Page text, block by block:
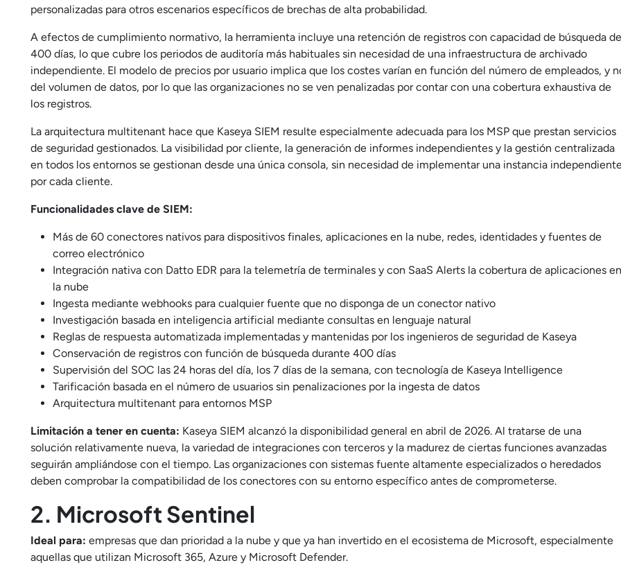
personalizadas para otros escenarios específicos de brechas de alta probabilidad.
A efectos de cumplimiento normativo, la herramienta incluye una retención de registros con capacidad de búsqueda de
400 días, lo que cubre los periodos de auditoría más habituales sin necesidad de una infraestructura de archivado
independiente. El modelo de precios por usuario implica que los costes varían en función del número de empleados, y
del volumen de datos, por lo que las organizaciones no se ven penalizadas por contar con una cobertura exhaustiva de
los registros.
La arquitectura multitenant hace que Kaseya SIEM resulte especialmente adecuada para los MSP que prestan servicios
de seguridad gestionados. La visibilidad por cliente, la generación de informes independientes y la gestión centralizada
en todos los entornos se gestionan desde una única consola, sin necesidad de implementar una instancia
por cada cliente.
Funcionalidades clave de SIEM:
Más de 60 conectores nativos para dispositivos finales, aplicaciones en la nube, redes, identidades y fuentes de
correo electrónico
Integración nativa con Datto EDR para la telemetría de terminales y con SaaS Alerts la cobertura de aplicaciones en
la nube
Ingesta mediante webhooks para cualquier fuente que no disponga de un conector nativo
Investigación basada en inteligencia artificial mediante consultas en lenguaje natural
Reglas de respuesta automatizada implementadas y mantenidas por los ingenieros de seguridad de Kaseya
Conservación de registros con función de búsqueda durante 400 días
Supervisión del SOC las 24 horas del día, los 7 días de la semana, con tecnología de Kaseya Intelligence
Tarificación basada en el número de usuarios sin penalizaciones por la ingesta de datos
Arquitectura multitenant para entornos MSP
Limitación a tener en cuenta: Kaseya SIEM alcanzó la disponibilidad general en abril de 2026. Al tratarse de una
solución relativamente nueva, la variedad de integraciones con terceros y la madurez de ciertas funciones avanzadas
seguirán ampliándose con el tiempo. Las organizaciones con sistemas fuente altamente especializados o heredados
deben comprobar la compatibilidad de los conectores con su entorno específico antes de comprometerse.
2. Microsoft Sentinel
Ideal para: empresas que dan prioridad a la nube y que ya han invertido en el ecosistema de Microsoft, especialmente
aquellas que utilizan Microsoft 365, Azure y Microsoft Defender.